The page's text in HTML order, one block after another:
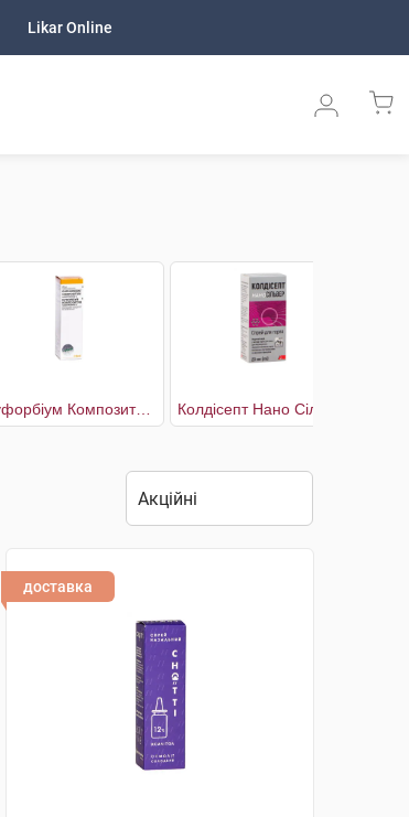
Likar Online
Еуфорбіум Композитум Назентропфен С Колдісепт Нано Сільвер
доставка